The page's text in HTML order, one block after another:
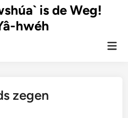
is de Weg!
hwéh
zegen